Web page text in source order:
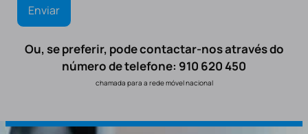
Ou, se preferir, pode contactar-nos através do
número de telefone: 910 620 450
chamada para a rede móvel nacional